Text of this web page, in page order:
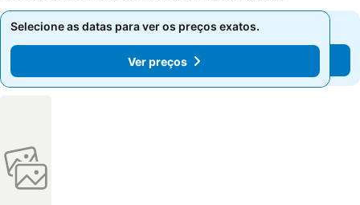
Selecione as datas para ver os preços exatos.
Ver preços
Selecione as datas para ver os preços exatos.
Ver preços